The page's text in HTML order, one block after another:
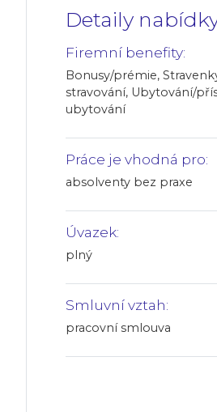
Detaily
Firemní benefity:
Bonusy/prémie,
stravování, Ubytování/
ubytování
Práce je vhodná pro:
absolventy bez praxe
Úvazek:
plný
Smluvní vztah:
pracovní smlouva